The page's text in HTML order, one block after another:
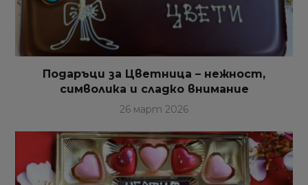
Подаръци за Цветница – нежност,
символика и сладко внимание
26 март 2026